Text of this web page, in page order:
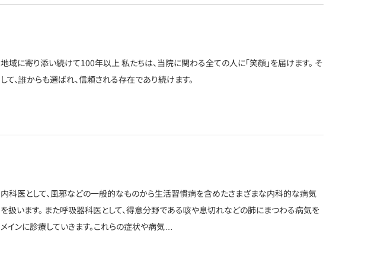
地域に寄り添い続けて100年以上 私たちは、当院に関わる全ての人に「笑顔」を届けます。 そ
して、誰からも選ばれ、信頼される存在であり続けます。
内科医として、風邪などの一般的なものから生活習慣病を含めたさまざまな内科的な病気
を扱います。 また呼吸器科医として、得意分野である咳や息切れなどの肺にまつわる病気を
メインに診療していきます。これらの症状や病気…